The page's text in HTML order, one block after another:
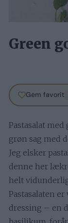
Green
Gem favorit
Pastasalat
grøn sag med
Jeg elsker
denne her
helt
Pastasalaten
dressing – en